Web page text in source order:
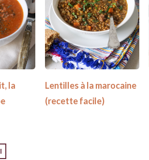
la
Lentilles à la marocaine
(recette facile)